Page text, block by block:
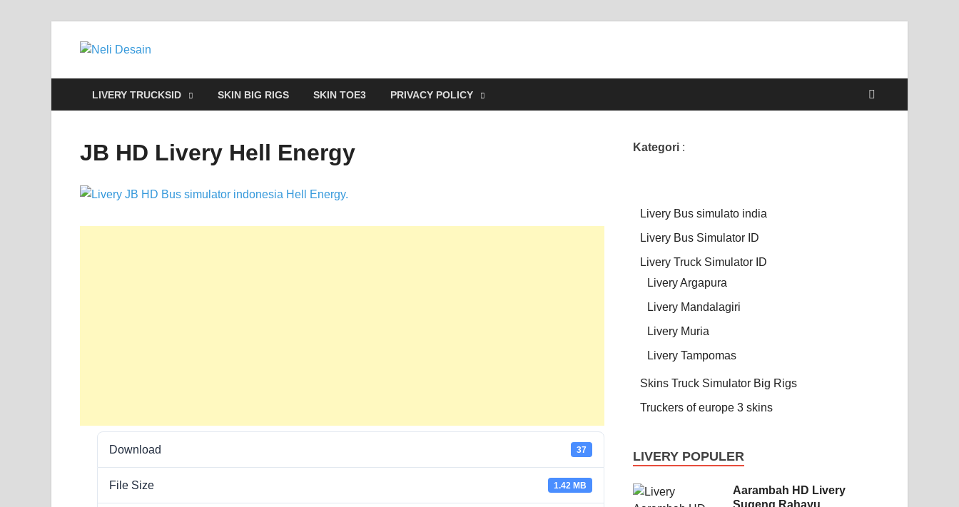
Neli Desain
LIVERY TRUCKSID SKIN BIG RIGS SKIN TOE3 PRIVACY POLICY
JB HD Livery Hell Energy
Download 37
File Size 1.42 MB
Kategori :
Livery Bus simulato india
Livery Bus Simulator ID
Livery Truck Simulator ID
Livery Argapura
Livery Mandalagiri
Livery Muria
Livery Tampomas
Skins Truck Simulator Big Rigs
Truckers of europe 3 skins
LIVERY POPULER
Aarambah HD Livery
Sugeng Rahayu